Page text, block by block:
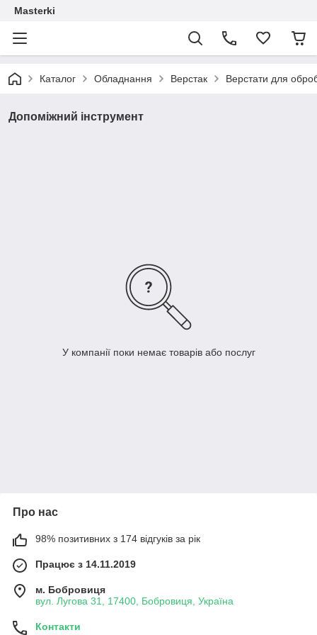
Masterki
Каталог Обладнання Верстак Верстати для
Допоміжний інструмент
У компанії поки немає товарів або послуг
Про нас
98% позитивних з 174 відгуків за рік
Працює з 14.11.2019
м. Бобровиця
вул. Лугова 31, 17400, Бобровиця, Україна
Контакти